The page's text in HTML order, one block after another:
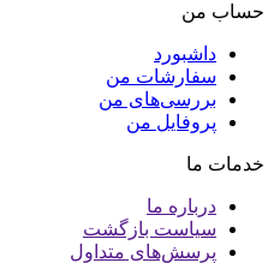
حساب من
داشبورد
سفارشات من
بررسی‌های من
پروفایل من
خدمات ما
درباره ما
سیاست بازگشت
پرسش‌های متداول